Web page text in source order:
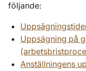
följande:
Uppsägning på
Anställningens